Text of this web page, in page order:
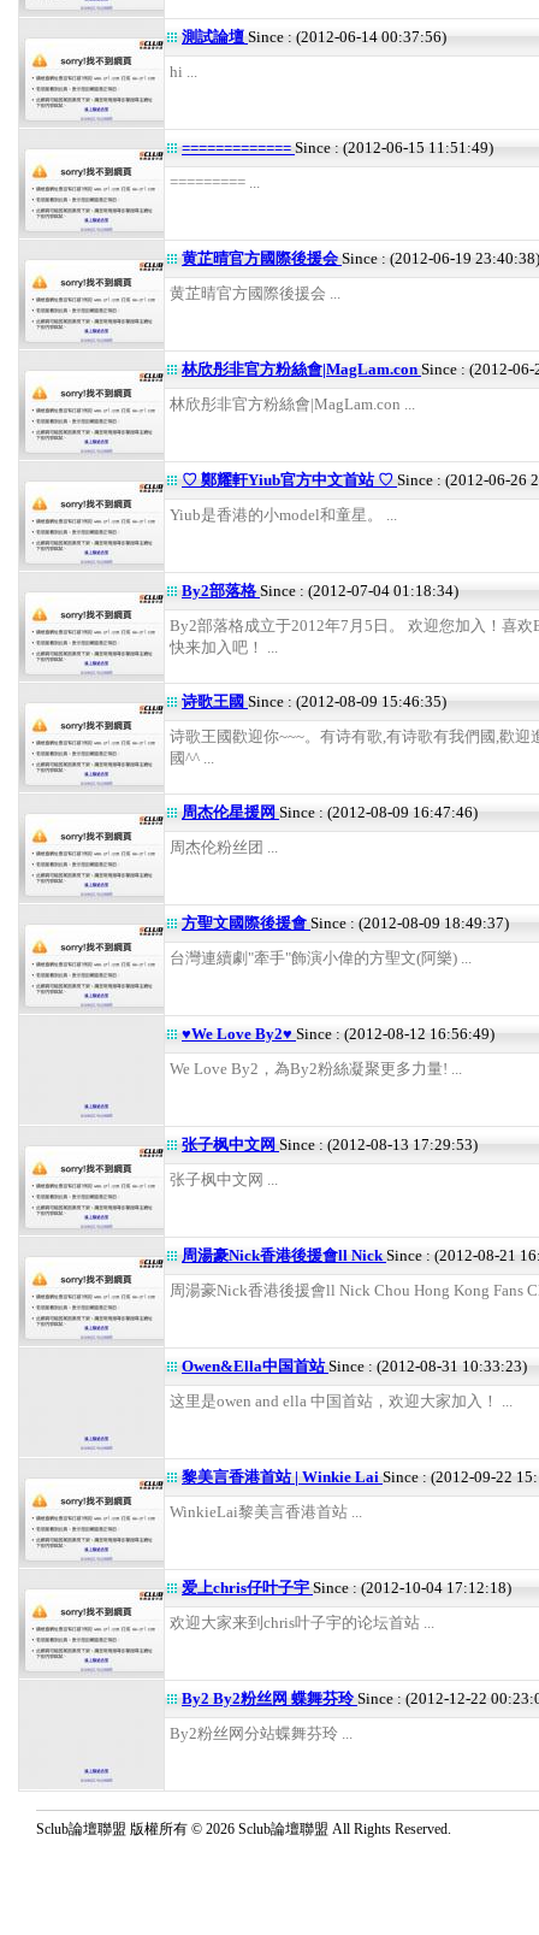
測試論壇 Since : (2012-06-14 00:37:56)
hi ...
============= Since : (2012-06-15 11:51:49)
========= ...
黄芷晴官方國際後援会 Since : (2012-06-19 23:40:38)
黄芷晴官方國際後援会 ...
林欣彤非官方粉絲會|MagLam.con Since : (2012-
林欣彤非官方粉絲會|MagLam.con ...
♡ 鄭耀軒Yiub官方中文首站 ♡ Since : (2012-06-26
Yiub是香港的小model和童星。 ...
By2部落格Since : (2012-07-04 01:18:34)
By2部落格成立于2012年7月5日。 欢迎您加入！喜欢
快来加入吧！ ...
诗歌王國 Since : (2012-08-09 15:46:35)
诗歌王國歡迎你~~~。有诗有歌,有诗歌有我們國,歡迎
國^^ ...
周杰伦星援网 Since : (2012-08-09 16:47:46)
周杰伦粉丝团 ...
方聖文國際後援會 Since : (2012-08-09 18:49:37)
台灣連續劇"牽手"飾演小偉的方聖文(阿樂) ...
♥We Love By2♥ Since : (2012-08-12 16:56:49)
We Love By2，為By2粉絲凝聚更多力量! ...
张子枫中文网 Since : (2012-08-13 17:29:53)
张子枫中文网 ...
周湯豪Nick香港後援會ll NickSince : (2012-08-21
周湯豪Nick香港後援會ll Nick Chou Hong Kong Fans
Owen&Ella中国首站Since : (2012-08-31 10:33:23)
这里是owen and ella 中国首站，欢迎大家加入！ ...
黎美言香港首站 | Winkie Lai Since : (2012-09-22
WinkieLai黎美言香港首站 ...
爱上chris仔叶子宇 Since : (2012-10-04 17:12:18)
欢迎大家来到chris叶子宇的论坛首站 ...
By2 By2粉丝网 蝶舞芬玲 Since : (2012-12-22
By2粉丝网分站蝶舞芬玲 ...
Sclub論壇聯盟 版權所有 © 2026 Sclub論壇聯盟 All Rights Reserved.